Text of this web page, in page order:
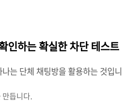
인하는 확실한 차단 테스트
는 단체 채팅방을 활용하는 것입니
만듭니다.